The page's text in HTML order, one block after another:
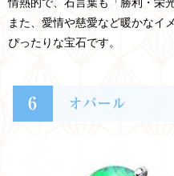
また、愛情や慈愛など暖かなイ
ぴったりな宝石です。
6 オパール